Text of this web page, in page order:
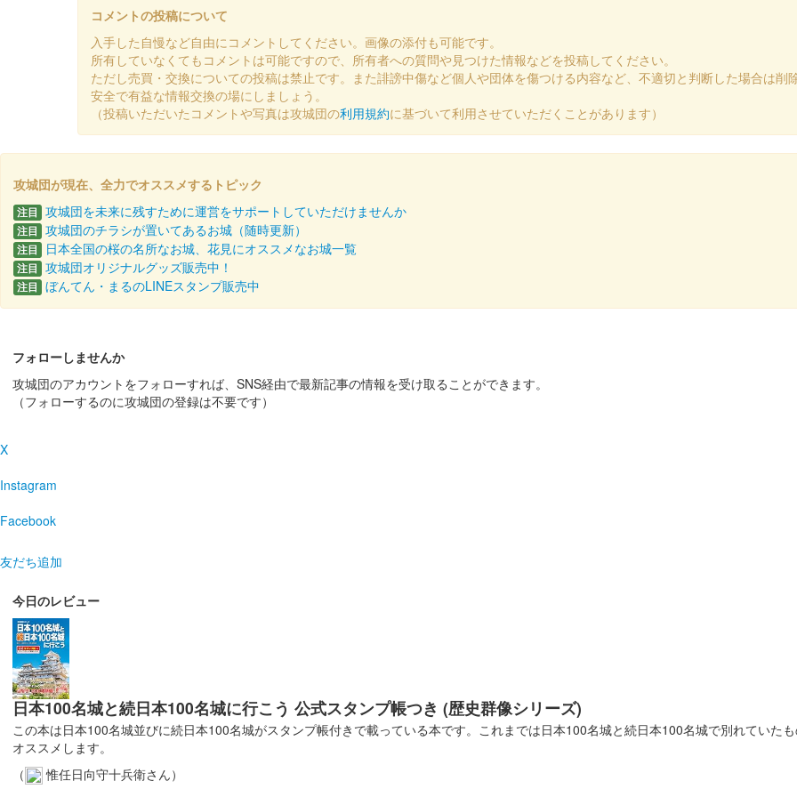
蒼海城 御城印 秋限定版
蒼海城 御城印 群馬戦国御城印サミット 上杉謙信版
ぐんま特使Menkoiガールズが文字を担当した。
蒼海城 御城印
ぐんま特使Menkoiガールズが文字を担当した。
蒼海城 御城印 夏限定版
蒼海城 御城印 群馬戦国御城印サミット開催記念版
蒼海城 御城印 ブックマンズアカデミー前橋店限定印
販売終了
コメントの投稿について
入手した自慢など自由にコメントしてください。画像の添付も可能です。
所有していなくてもコメントは可能ですので、所有者への質問や見つけた情報などを投稿してください。
ただし売買・交換についての投稿は禁止です。また誹謗中傷など個人や団体を傷つける内容など、不適切と判断した場合は削
安全で有益な情報交換の場にしましょう。
（投稿いただいたコメントや写真は攻城団の利用規約に基づいて利用させていただくことがあります）
攻城団が現在、全力でオススメするトピック
注目 攻城団を未来に残すために運営をサポートしていただけませんか
注目 攻城団のチラシが置いてあるお城（随時更新）
注目 日本全国の桜の名所なお城、花見にオススメなお城一覧
注目 攻城団オリジナルグッズ販売中！
注目 ぼんてん・まるのLINEスタンプ販売中
フォローしませんか
攻城団のアカウントをフォローすれば、SNS経由で最新記事の情報を受け取ることができます。
（フォローするのに攻城団の登録は不要です）
X
Instagram
Facebook
友だち追加
今日のレビュー
日本100名城と続日本100名城に行こう 公式スタンプ帳つき (歴史群像シリーズ)
この本は日本100名城並びに続日本100名城がスタンプ帳付きで載っている本です。これまでは日本100名城と続日本100名城で別れていた
オススメします。
（
惟任日向守十兵衛さん）